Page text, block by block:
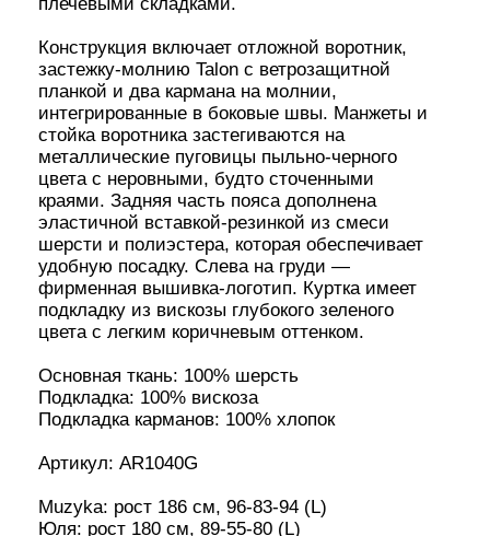
Muzyka: рост 186 см, 96-83-94 (L)
M L XL
ПАРАМЕТРЫ